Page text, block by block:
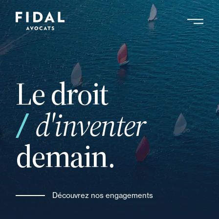
Aller
au
contenu
principalRechercher un mot clé, un professionnel ....
Le droit
d'inventer
demain.
Découvrez nos engagements